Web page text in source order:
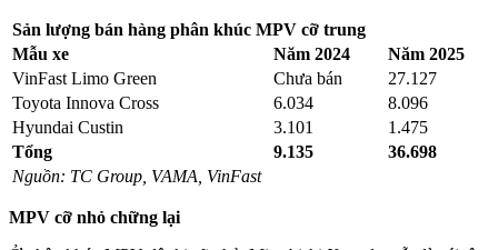
Sản lượng bán hàng phân khúc MPV cỡ trung
Mẫu xe
Năm 2024
Năm 2025
VinFast Limo Green
Chưa bán
27.127
Toyota Innova Cross
6.034
8.096
Hyundai Custin
3.101
1.475
Tổng
9.135
36.698
Nguồn: TC Group, VAMA, VinFast
MPV cỡ nhỏ chững lại